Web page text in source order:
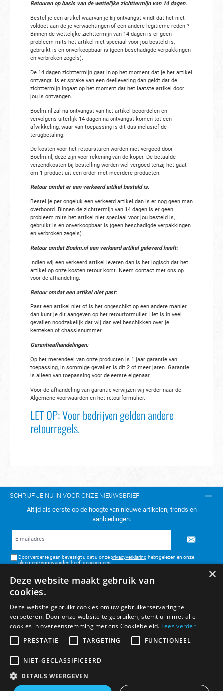
Retouren op basis van de wettelijke zichttermijn van 14 dagen.
Bestel je een artikel waarvan je bij ontvangst vindt dat het niet
voldoet aan de je verwachtingen of een andere legitieme reden ?
Binnen de wettelijke zichttermijn van 14 dagen is er geen
probleem mits het artikel niet speciaal voor jou besteld is,
gebruikt is en onverkoopbaar is (geen beschadigde verpakkingen
en verbroken zegels).
De 14 dagen zichttermijn gaat in op het moment dat je het artikel
ontvangt. Is er sprake van een deellevering dan geldt dat de
zichttermijn ingaat op het moment dat het laatste artikel door
jou is ontvangen.
Boelm.nl zal na ontvangst van het artikel beoordelen en
vervolgens uiterlijk 14 dagen na ontvangst komen tot een
afwikkeling, waar van toepassing is dit dus inclusief de
terugbetaling.
De kosten voor het retoursturen worden niet vergoed door
Boelm.nl, deze zijn voor rekening van de koper. De betaalde
verzendkosten bij bestelling worden wel vergoed tenzij het gaat
om 1 product uit een order met meerdere producten.
Retour omdat er een verkeerd artikel besteld is.
Bestel je per ongeluk een verkeerd artikel dan is er nog geen man
overboord. Binnen de zichttermijn van 14 dagen is er geen
probleem mits het artikel niet speciaal voor jou besteld is,
gebruikt is en onverkoopbaar is (geen beschadigde verpakkingen
en verbroken zegels).
Retour omdat Boelm.nl een verkeerd artikel geleverd heeft:
Indien wij een verkeerd artikel leveren dan is het logisch dat het
artikel op onze kosten retour komt. Neem contact met ons op
voor de afhandeling.
Retour omdat een artikel niet past:
Past een artikel niet of is het ongeschikt op een andere manier
dan kunt je dit aangeven op het retourformulier. Het is in veel
gevallen noodzakelijk dat wij dan wel beschikken over je
kenteken of chassisnummer.
Garantieafhandelingen:
Op het merendeel van onze producten is 1 jaar garantie van
toepassing, in sommige gevallen is dit 2 of meer jaren. Garantie
is alleen van toepassing voor de eerste eigenaar.
Voor de afhandeling van garantie verwijzen wij verder naar de
Algemene voorwaarden en het retourformulier.
LET OP: Voor bedrijven gelden andere
retourregels.
SCHRIJF JE NU IN VOOR ONZE NIEUWSBRIEF!
Altijd als eerste op de hoogte van nieuwe artikelen, trends en
aanbiedingen.
Door verder te gaan bevestigt u dat u onzeprivacyverklaring hebt gelezen en onze
algemene voorwaarden heeft geaccepteerd.
TELEFONISCH CONTACT:
ALGEMENE INFORMATIE
BETAAL- & VERZENDMETHODEN
×
Deze website maakt gebruik van
cookies.
Deze website gebruikt cookies om uw gebruikerservaring te
verbeteren. Door onze website te gebruiken, stemt u in met alle
cookies in overeenstemming met ons Cookiebeleid. Lees verder
PRESTATIE
TARGETING FUNCTIONEEL
NIET-GECLASSIFICEERD
DETAILS WEERGEVEN